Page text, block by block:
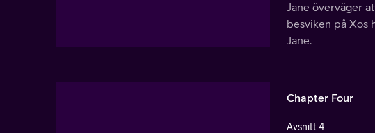
Jane överväger
besviken på Xos
Jane.
Chapter Four
Avsnitt 4